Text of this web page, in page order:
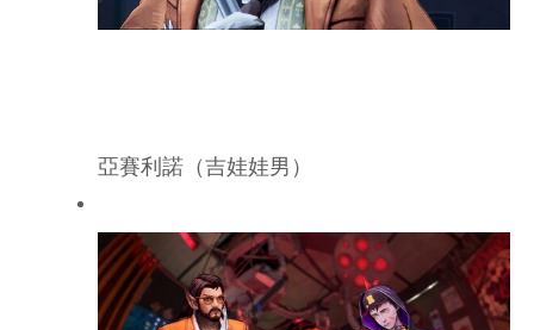
亞賽利諾（吉娃娃男）